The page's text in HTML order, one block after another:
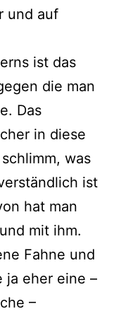
und auf
ist das
die man
Das
in diese
was
ist
hat man
mit ihm.
Fahne und
ja eher eine –
–